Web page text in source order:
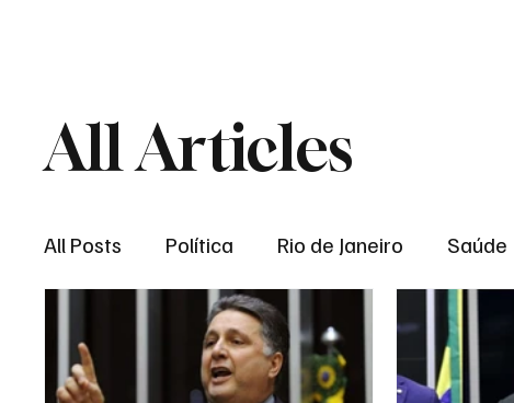
All Articles
All Posts Política Rio de Janeiro Saúde
Região dos lagos Baixada Fluminense